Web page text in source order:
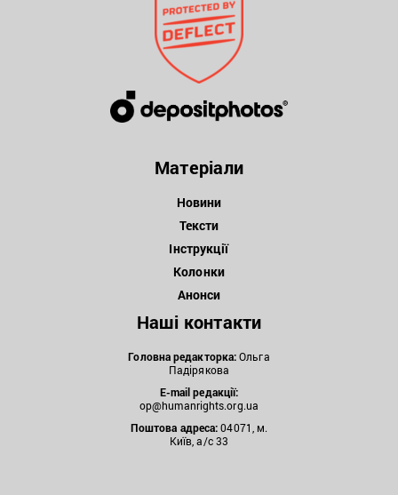
Матеріали
Новини
Тексти
Інструкції
Колонки
Анонси
Наші контакти
Головна редакторка:Ольга
Падірякова
E-mail редакції:
op@humanrights.org.ua
Поштова адреса:04071, м.
Київ, а/с 33